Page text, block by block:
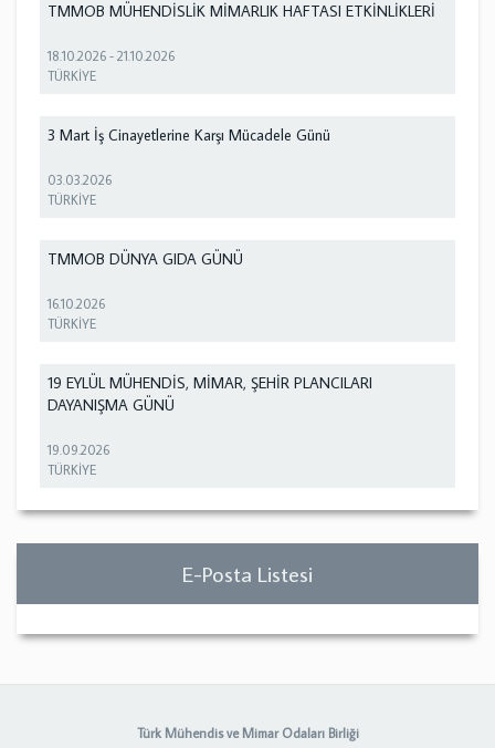
TMMOB MÜHENDİSLİK MİMARLIK HAFTASI ETKİNLİKLERİ
18.10.2026 -21.10.2026
TÜRKİYE
3 Mart İş Cinayetlerine Karşı Mücadele Günü
03.03.2026
TÜRKİYE
TMMOB DÜNYA GIDA GÜNÜ
16.10.2026
TÜRKİYE
19 EYLÜL MÜHENDİS, MİMAR, ŞEHİR PLANCILARI
DAYANIŞMA GÜNÜ
19.09.2026
TÜRKİYE
E-Posta Listesi
Türk Mühendis ve Mimar Odaları Birliği